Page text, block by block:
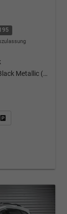
Midnight Black Metallic (0E)
anfordern
Datei, Fahrzeugexposé